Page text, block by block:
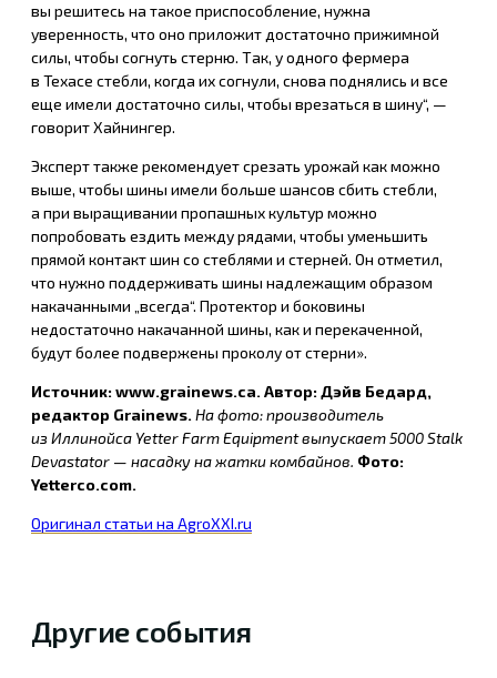
вы решитесь на такое приспособление, нужна
уверенность, что оно приложит достаточно прижимной
силы, чтобы согнуть стерню. Так, у одного фермера
в Техасе стебли, когда их согнули, снова поднялись и все
еще имели достаточно силы, чтобы врезаться в шину“, —
говорит Хайнингер.
Эксперт также рекомендует срезать урожай как можно
выше, чтобы шины имели больше шансов сбить стебли,
а при выращивании пропашных культур можно
попробовать ездить между рядами, чтобы уменьшить
прямой контакт шин со стеблями и стерней. Он отметил,
что нужно поддерживать шины надлежащим образом
накачанными „всегда“. Протектор и боковины
недостаточно накачанной шины, как и перекаченной,
будут более подвержены проколу от стерни».
Источник: www.grainews.ca. Автор: Дэйв Бедард,
редактор Grainews. На фото: производитель
из Иллинойса Yetter Farm Equipment выпускает 5000 Stalk
Devastator — насадку на жатки комбайнов. Фото:
Yetterco.com.
Оригинал статьи на AgroXXI.ru
Другие события